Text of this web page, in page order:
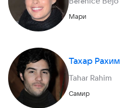
Мари
Тахар Рахим
Tahar Rahim
Самир